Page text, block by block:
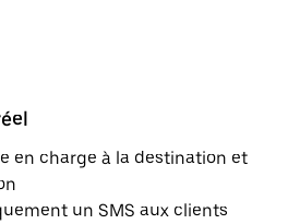
en charge à la destination et
un SMS aux clients